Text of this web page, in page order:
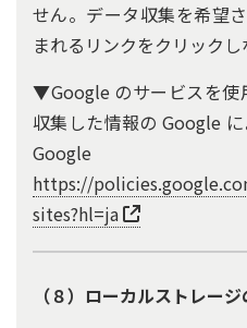
せん。データ収集を希望
まれるリンクをクリックし
▼Google のサービスを使
収集した情報の Google
Google
https://
sites?hl=ja
（８）ローカルストレー